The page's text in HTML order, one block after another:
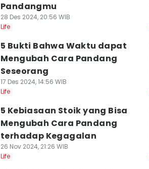
Pandangmu
28 Des 2024, 20:56 WIB
Life
5 Bukti Bahwa Waktu dapat
Mengubah Cara Pandang
Seseorang
17 Des 2024, 14:56 WIB
Life
5 Kebiasaan Stoik yang Bisa
Mengubah Cara Pandang
terhadap Kegagalan
26 Nov 2024, 21:26 WIB
Life